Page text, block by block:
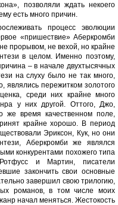
позволяли ждать некоего
есть много причин.
процесс эволюции
«пришествие» Аберкромби
прорывом, не вехой, но крайне
в целом. Именно поэтому,
– в начале двухтысячных
на слуху было не так много,
являлись пережитком золотого
среди них крайне много
у них другой. Оттого, Джо,
же время качественном поле,
крайне хорошо. В период
Эриксон, Кук, но они
Аберкромби же являлся
конкурентами похожего типа
и Мартин, писатели
закончить свои основные
завершил свою трилогию,
романов, в том числе моих
начал меняться. Жестокость